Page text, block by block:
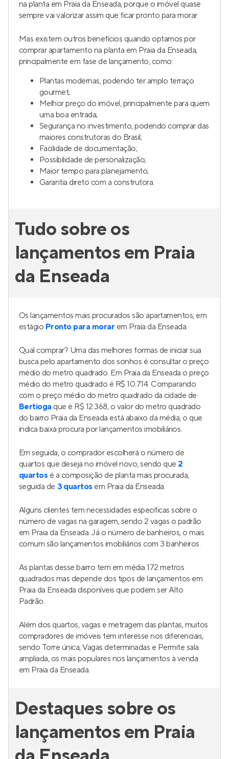
na planta em Praia da Enseada, porque o imóvel quase
sempre vai valorizar assim que ficar pronto para morar.
Mas existem outros benefícios quando optamos por
comprar apartamento na planta em Praia da Enseada,
principalmente em fase de lançamento, como:
Plantas modernas, podendo ter amplo terraço
gourmet;
Melhor preço do imóvel, principalmente para quem
uma boa entrada;
Segurança no investimento, podendo comprar das
maiores construtoras do Brasil;
Facilidade de documentação;
Possibilidade de personalização;
Maior tempo para planejamento;
Garantia direto com a construtora.
Tudo sobre os
lançamentos em Praia
da Enseada
Os lançamentos mais procurados são apartamentos, em
estágio Pronto para morar em Praia da Enseada.
Qual comprar? Uma das melhores formas de iniciar sua
busca pelo apartamento dos sonhos é consultar o preço
médio do metro quadrado. Em Praia da Enseada o preço
médio do metro quadrado é R$ 10.714. Comparando
com o preço médio do metro quadrado da cidade de
Bertioga que é R$ 12.368, o valor do metro quadrado
do bairro Praia da Enseada está abaixo da média, o que
indica baixa procura por lançamentos imobiliários.
Em seguida, o comprador escolherá o número de
quartos que deseja no imóvel novo, sendo que 2
quartos é a composição de planta mais procurada,
seguida de 3 quartos em Praia da Enseada.
Alguns clientes tem necessidades especificas sobre o
número de vagas na garagem, sendo 2 vagas o padrão
em Praia da Enseada. Já o número de banheiros, o mais
comum são lançamentos imobiliários com 3 banheiros.
As plantas desse bairro tem em média 172 metros
quadrados mas depende dos tipos de lançamentos em
Praia da Enseada disponíveis que podem ser Alto
Padrão.
Além dos quartos, vagas e metragem das plantas, muitos
compradores de imóveis tem interesse nos diferenciais,
sendo Torre única, Vagas determinadas e Permite sala
ampliada, os mais populares nos lançamentos à venda
em Praia da Enseada.
Destaques sobre os
lançamentos em Praia